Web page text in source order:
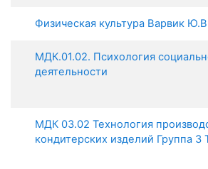
Физическая культура Варвик
МДК.01.02. Психология
деятельности
МДК 03.02 Технология
кондитерских изделий Группа 3